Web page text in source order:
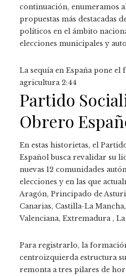
continuación, enumeramos
propuestas más destacadas
políticos en el ámbito
elecciones municipales y
La sequía en España pone el
agricultura 2:44
Partido
Obrero
En estas historietas, el
Español busca revalidar su
nuevas 12 comunidades
elecciones y en las que
Aragón, Principado de
Canarias, Castilla-La
Valenciana, Extremadura ,
Para registrarlo, la
centroizquierda estructura
remonta a tres pilares de